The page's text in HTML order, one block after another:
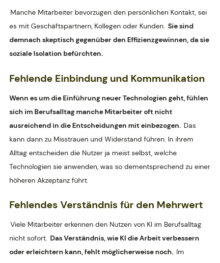
Manche Mitarbeiter bevorzugen den persönlichen Kontakt, sei
es mit Geschäftspartnern, Kollegen oder Kunden. Sie sind
demnach skeptisch gegenüber den Effizienzgewinnen, da sie
soziale Isolation befürchten.
Fehlende Einbindung und Kommunikation
Wenn es um die Einführung neuer Technologien geht, fühlen
sich im Berufsalltag manche Mitarbeiter oft nicht
ausreichend in die Entscheidungen mit einbezogen. Das
kann dann zu Misstrauen und Widerstand führen. In ihrem
Alltag entscheiden die Nutzer ja meist selbst, welche
Technologien sie anwenden, was so dementsprechend zu einer
höheren Akzeptanz führt.
Fehlendes Verständnis für den Mehrwert
Viele Mitarbeiter erkennen den Nutzen von KI im Berufsalltag
nicht sofort. Das Verständnis, wie KI die Arbeit verbessern
oder erleichtern kann, fehlt möglicherweise noch. Im